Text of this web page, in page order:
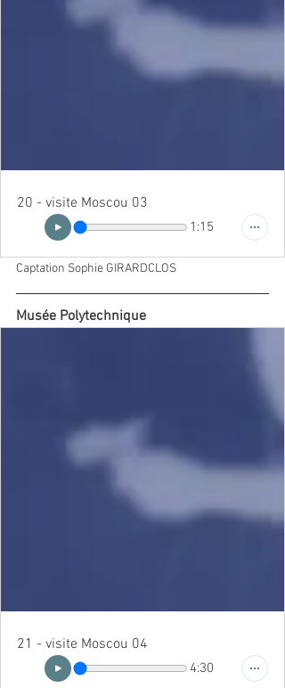
20 - visite Moscou 03
1:15
Captation Sophie GIRARDCLOS
Musée Polytechnique
21 - visite Moscou 04
4:30